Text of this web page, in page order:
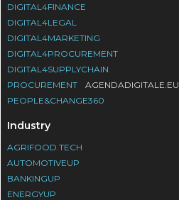
DIGITAL4FINANCE
DIGITAL4LEGAL
DIGITAL4MARKETING
DIGITAL4PROCUREMENT
DIGITAL4SUPPLYCHAIN
PROCUREMENT
AGENDADIGITALE.EU
PEOPLE&CHANGE360
Industry
AGRIFOOD.TECH
AUTOMOTIVEUP
BANKINGUP
ENERGYUP